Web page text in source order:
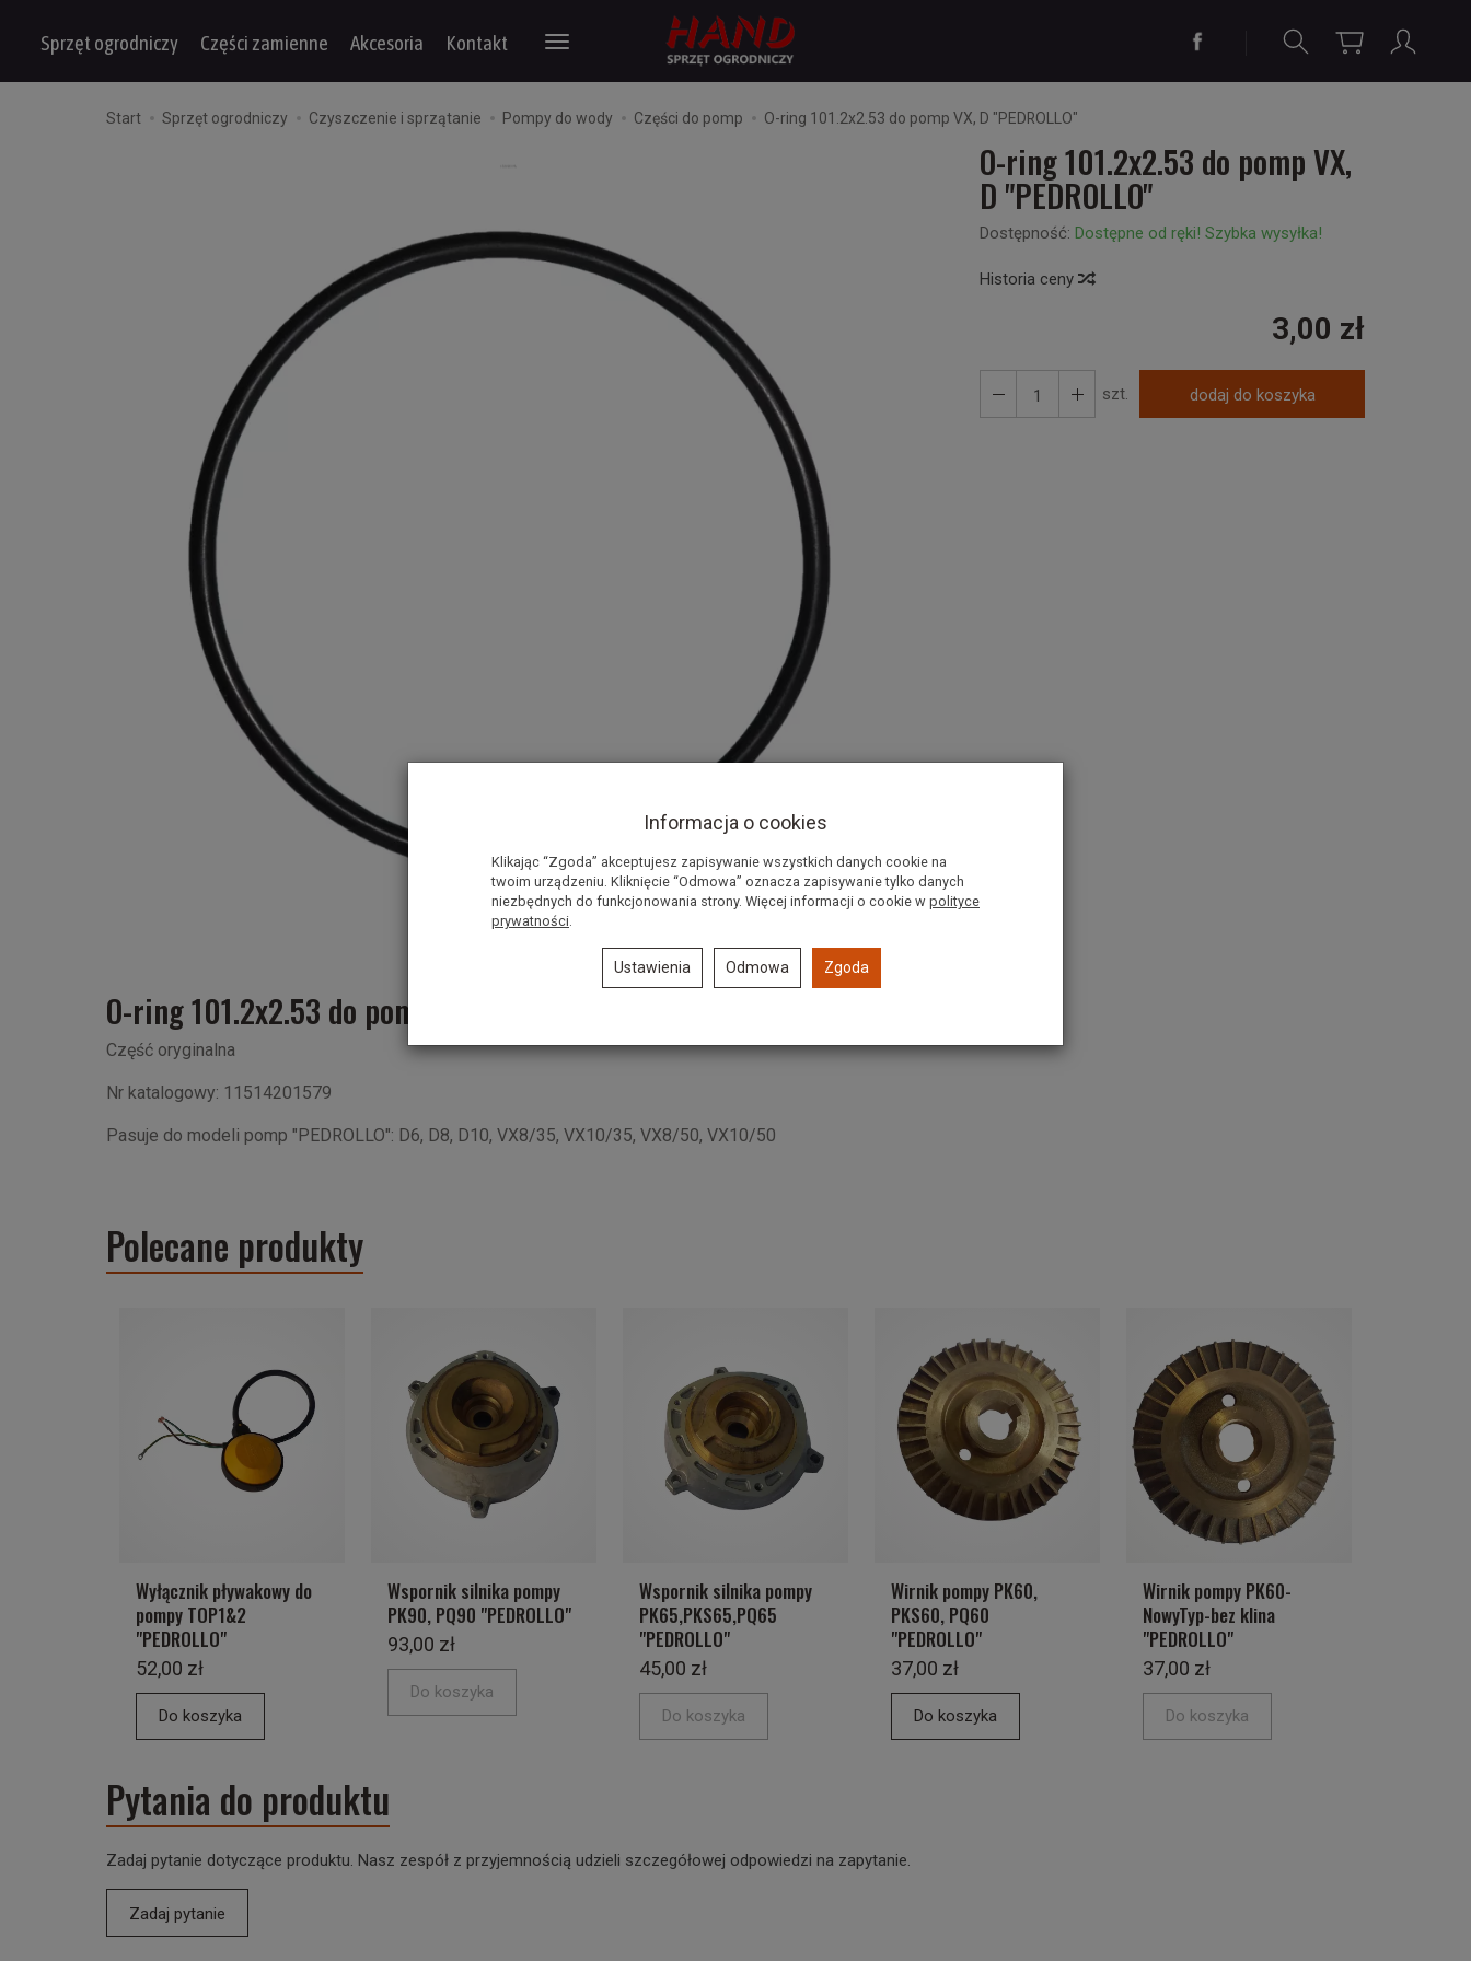
Sprzęt ogrodniczy Części zamienne Akcesoria Kontakt
Start Sprzęt ogrodniczy Czyszczenie i sprzątanie Pompy do wody Części do pomp O-ring 101.2x2.53 do pomp VX, D "PEDROLLO"
O-ring 101.2x2.53 do pomp VX,
D "PEDROLLO"
Dostępność: Dostępne od ręki! Szybka wysyłka!
Historia ceny
3,00 zł
szt. dodaj do koszyka
O-ring 101.2x2.53 do pomp VX, D "PEDROLLO"
Część oryginalna
Nr katalogowy: 11514201579
Pasuje do modeli pomp "PEDROLLO": D6, D8, D10, VX8/35, VX10/35, VX8/50, VX10/50
Polecane produkty
Wyłącznik pływakowy do
pompy TOP1&2
"PEDROLLO"
52,00 zł
Do koszyka
Wspornik silnika pompy
PK90, PQ90 "PEDROLLO"
93,00 zł
Do koszyka
Wspornik silnika pompy
PK65,PKS65,PQ65
"PEDROLLO"
45,00 zł
Do koszyka
Wirnik pompy PK60,
PKS60, PQ60
"PEDROLLO"
37,00 zł
Do koszyka
Wirnik pompy PK60-
NowyTyp-bez klina
"PEDROLLO"
37,00 zł
Do koszyka
Pytania do produktu
Zadaj pytanie dotyczące produktu. Nasz zespół z przyjemnością udzieli szczegółowej odpowiedzi na zapytanie.
Zadaj pytanie
Informacja o cookies
Klikając “Zgoda” akceptujesz zapisywanie wszystkich danych cookie na
twoim urządzeniu. Kliknięcie “Odmowa” oznacza zapisywanie tylko danych
niezbędnych do funkcjonowania strony. Więcej informacji o cookie w polityce
prywatności.
Ustawienia Odmowa Zgoda